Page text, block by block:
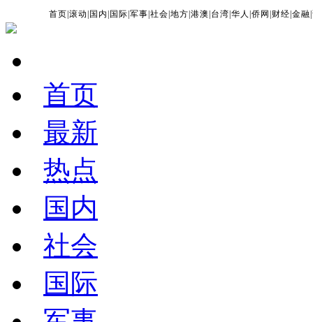
首页 |滚动 国内 国际 |军事 |社会 |地方 |港澳 台湾 |华人 |侨网 财经 |金融 |
首页
最新
热点
国内
社会
国际